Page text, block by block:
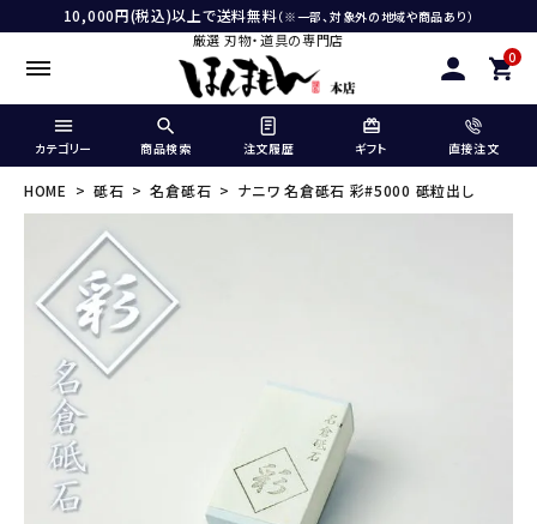
10,000円(税込)以上で送料無料（※一部、対象外の地域や商品あり）
厳選 刃物・道具の専門店
0
カテゴリー 商品検索 注文履歴 ギフト 直接注文
HOME 砥石 名倉砥石 ナニワ 名倉砥石 彩#5000 砥粒出し